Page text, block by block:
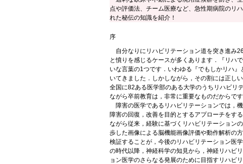
点や評価法、チーム医療など、急性期病院のリ
れた秘伝の知識を紹介！
序
自分なりにリハビリテーション道を突き進み
と憤りを感じるケースが多くあります．『リハ
いな言葉の1つです．いわゆる『でもしかリハ
いてきました．しかしながら，その割には正し
全国に82ある医学部のある大学のうちリハビリ
ながら卒前教育は，非常に重要なものだからです
障害の医学であるリハビリテーションでは，
障害の回復，改善を目的とするアプローチをす
ながら従来，経験に基づくリハビリテーション
歩した画像による脳機能画像評価や動作解析の
検証することが，今後のリハビリテーション医
の時代以降，神経科学の知見から，神経リハビ
ョン医学のさらなる発展のために目指すリハビ